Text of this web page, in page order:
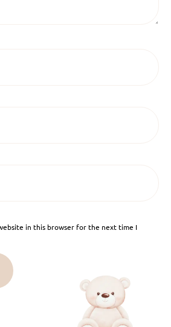
in this browser for the next time I